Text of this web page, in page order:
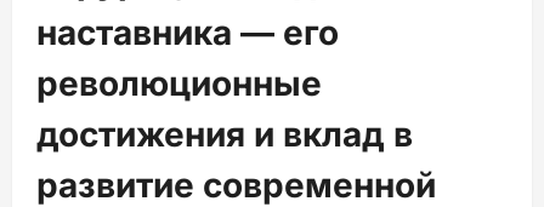
наставника — его
революционные
достижения и вклад в
развитие современной